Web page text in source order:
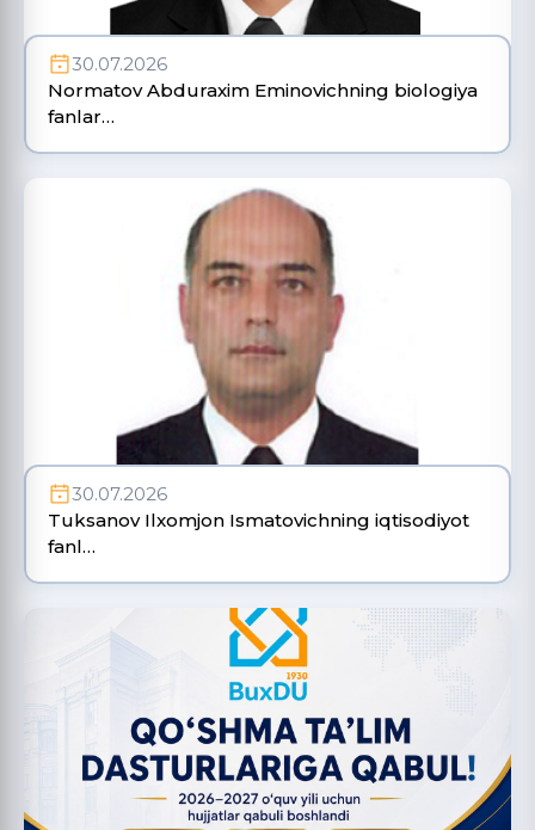
30.07.2026
Normatov Abduraxim Eminovichning biologiya
fanlar…
30.07.2026
Tuksanov Ilxomjon Ismatovichning iqtisodiyot
fanl…